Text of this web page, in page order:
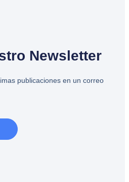
Newsletter
publicaciones en un correo